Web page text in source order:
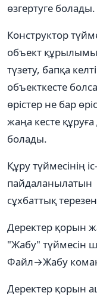
өзгертуге болады.
Конструктор
объект
түзету, бапқа
объекткесте
өрістер не бар
жаңа кесте құруға
болады.
Құру түймесінің
пайдаланылатын
сұхбаттық
Деректер қорын
"Жабу" түймесін
Файл→Жабу
Деректер қорын